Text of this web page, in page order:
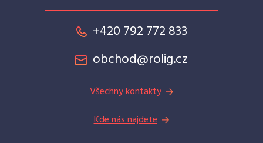
+420 792 772 833
obchod@rolig.cz
Všechny kontakty
Kde nás najdete